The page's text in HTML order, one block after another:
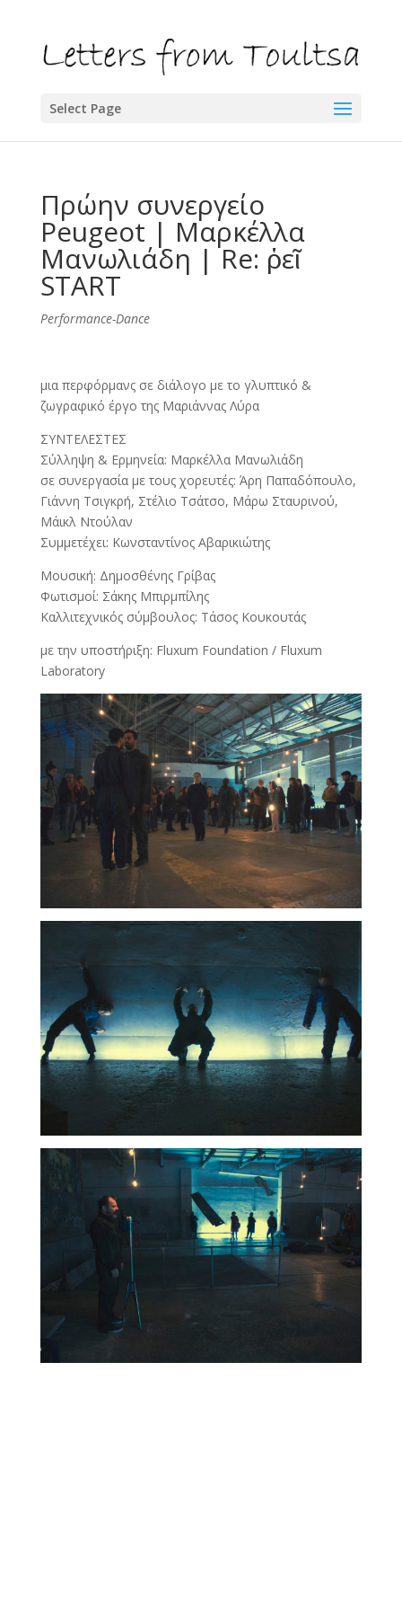
Select Page
Πρώην συνεργείο
Peugeot | Μαρκέλλα
Μανωλιάδη | Re: ῥεῖ
START
Performance-Dance
μια περφόρμανς σε διάλογο με το γλυπτικό &
ζωγραφικό έργο της Μαριάννας Λύρα
ΣΥΝΤΕΛΕΣΤΕΣ
Σύλληψη & Ερμηνεία: Μαρκέλλα Μανωλιάδη
σε συνεργασία με τους χορευτές: Άρη Παπαδόπουλο,
Γιάννη Τσιγκρή, Στέλιο Τσάτσο, Μάρω Σταυρινού,
Μάικλ Ντούλαν
Συμμετέχει: Κωνσταντίνος Αβαρικιώτης
Μουσική: Δημοσθένης Γρίβας
Φωτισμοί: Σάκης Μπιρμπίλης
Καλλιτεχνικός σύμβουλος: Τάσος Κουκουτάς
με την υποστήριξη: Fluxum Foundation / Fluxum
Laboratory